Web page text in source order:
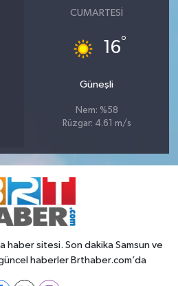
CUMARTESI
16°
Güneşli
Nem: %58
Rüzgar: 4.61 m/s
haber sitesi. Son dakika Samsun ve
haberler Brthaber.com’da